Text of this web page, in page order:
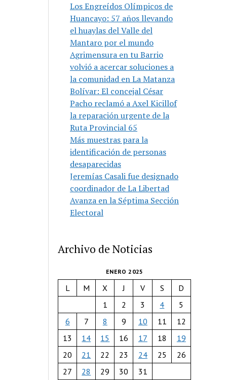
Los Engreídos Olímpicos de
Huancayo: 57 años llevando
el huaylas del Valle del
Mantaro por el mundo
Agrimensura en tu Barrio
volvió a acercar soluciones a
la comunidad en La Matanza
Bolívar: El concejal César
Pacho reclamó a Axel Kicillof
la reparación urgente de la
Ruta Provincial 65
Más muestras para la
identificación de personas
desaparecidas
Jeremías Casali fue designado
coordinador de La Libertad
Avanza en la Séptima Sección
Electoral
Archivo de Noticias
ENERO 2025
L M X J V S
D
1
2 3 4
5
6
7 8 9 10 11
12
13
14 15 16 17 18
19
20
21 22 23 24 25
26
27
28 29 30 31